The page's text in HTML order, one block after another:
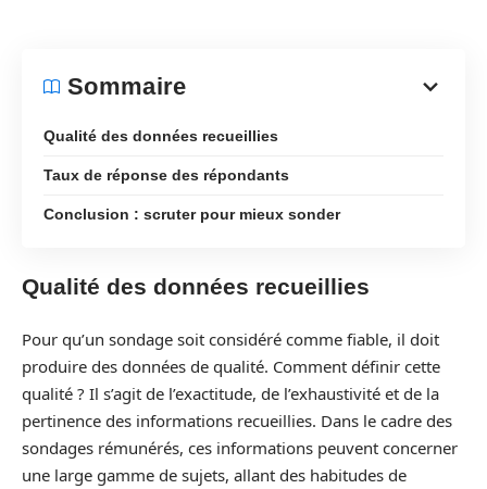
Sommaire
Qualité des données recueillies
Taux de réponse des répondants
Conclusion : scruter pour mieux sonder
Qualité des données recueillies
Pour qu’un sondage soit considéré comme fiable, il doit
produire des données de qualité. Comment définir cette
qualité ? Il s’agit de l’exactitude, de l’exhaustivité et de la
pertinence des informations recueillies. Dans le cadre des
sondages rémunérés, ces informations peuvent concerner
une large gamme de sujets, allant des habitudes de